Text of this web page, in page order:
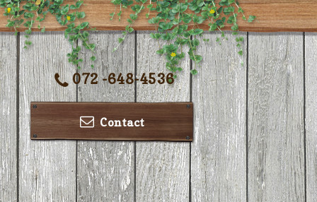
072 -648-4536
Contact